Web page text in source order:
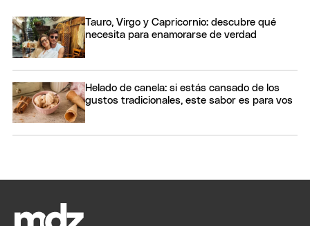
Tauro, Virgo y Capricornio: descubre qué
necesita para enamorarse de verdad
Helado de canela: si estás cansado de los
gustos tradicionales, este sabor es para vos